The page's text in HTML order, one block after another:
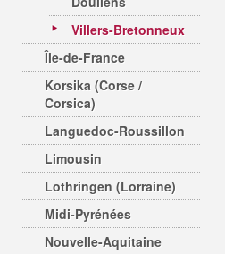
Villers-Bretonneux
Île-de-France
Korsika (Corse /
Corsica)
Languedoc-Roussillon
Limousin
Lothringen (Lorraine)
Midi-Pyrénées
Nouvelle-Aquitaine